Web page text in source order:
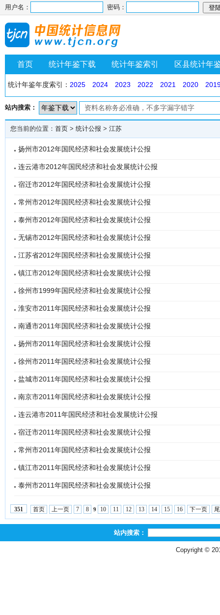
用户名： 密码：
首页 统计年鉴下载 统计年鉴索引 区县统计年
统计年鉴年度索引： 2025 2024 2023 2022 2021 2020
站内搜索：
您当前的位置： 首页 > 统计公报 > 江苏
扬州市2012年国民经济和社会发展统计公报
连云港市2012年国民经济和社会发展统计公报
宿迁市2012年国民经济和社会发展统计公报
常州市2012年国民经济和社会发展统计公报
泰州市2012年国民经济和社会发展统计公报
无锡市2012年国民经济和社会发展统计公报
江苏省2012年国民经济和社会发展统计公报
镇江市2012年国民经济和社会发展统计公报
徐州市1999年国民经济和社会发展统计公报
淮安市2011年国民经济和社会发展统计公报
南通市2011年国民经济和社会发展统计公报
扬州市2011年国民经济和社会发展统计公报
徐州市2011年国民经济和社会发展统计公报
盐城市2011年国民经济和社会发展统计公报
南京市2011年国民经济和社会发展统计公报
连云港市2011年国民经济和社会发展统计公报
宿迁市2011年国民经济和社会发展统计公报
常州市2011年国民经济和社会发展统计公报
镇江市2011年国民经济和社会发展统计公报
泰州市2011年国民经济和社会发展统计公报
351 首页 上一页 7 8 9 10 11 12 13 14 15 16 下一页
站内搜索：
Copyright ©